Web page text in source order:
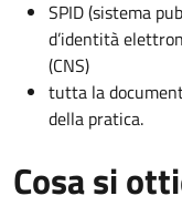
SPID (sistema
d’identità
(CNS)
tutta la
della pratica.
Cosa si